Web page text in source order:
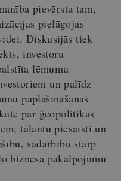
pievērsta tam,
pielāgojas
Diskusijās tiek
investoru
lēmumu
un palīdz
paplašināšanās
par ģeopolitikas
talantu piesaisti un
sadarbību starp
biznesa pakalpojumu